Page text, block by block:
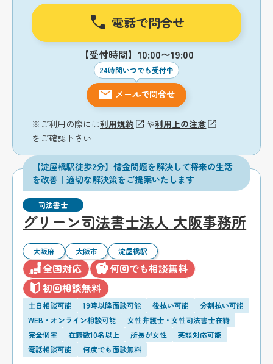
電話で問合せ
【受付時間】10:00〜19:00
24時間いつでも受付中
メールで問合せ
※ご利用の際には利用規約 や利用上の注意
をご確認下さい
【淀屋橋駅徒歩2分】借金問題を解決して将来の生活
を改善｜適切な解決策をご提案いたします
司法書士
グリーン司法書士法人 大阪事務所
大阪府 大阪市 淀屋橋駅
全国対応
何回でも相談無料
初回相談無料
土日相談可能 19時以降面談可能 後払い可能
分割払い可能
WEB・オンライン相談可能
女性弁護士・女性司法書士在籍
完全個室
在籍数10名以上 所長が女性
英語対応可能
電話相談可能
何度でも面談無料